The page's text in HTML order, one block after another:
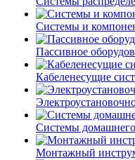
Системы и
Пассивное
Кабеленесущие
Системы
Монтажный